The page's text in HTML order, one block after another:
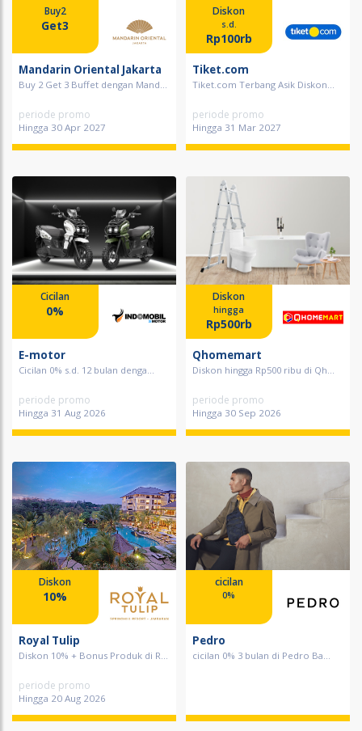
Buy2
Get3
Mandarin Oriental Jakarta
Buy 2 Get 3 Buffet dengan Mand...
periode promo
Hingga 30 Apr 2027
Diskon
s.d.
Rp100rb
Tiket.com
Tiket.com Terbang Asik Diskon...
periode promo
Hingga 31 Mar 2027
Cicilan
0%
E-motor
Cicilan 0% s.d. 12 bulan denga...
periode promo
Hingga 31 Aug 2026
Diskon
hingga
Rp500rb
Qhomemart
Diskon hingga Rp500 ribu di Qh...
periode promo
Hingga 30 Sep 2026
Diskon
10%
Royal Tulip
Diskon 10% + Bonus Produk di R...
periode promo
Hingga 20 Aug 2026
cicilan
0%
Pedro
cicilan 0% 3 bulan di Pedro Ba...